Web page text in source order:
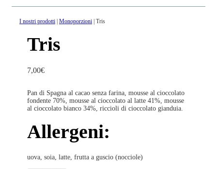
I nostri prodotti Monoporzioni | Tris
Tris
7,00€
Pan di Spagna al cacao senza farina, mousse al cioccolato
fondente 70%, mousse al cioccolato al latte 41%, mousse
al cioccolato bianco 34%, riccioli di cioccolato gianduia.
Allergeni:
uova, soia, latte, frutta a guscio (nocciole)